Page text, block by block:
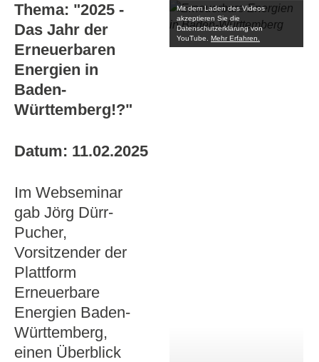
Thema: "2025 -
Das Jahr der
Erneuerbaren
Energien in
Baden-
Württemberg!?"
Datum: 11.02.2025
Im Webseminar
gab Jörg Dürr-
Pucher,
Vorsitzender der
Plattform
Erneuerbare
Energien Baden-
Württemberg,
einen Überblick
Mit dem Laden des Videos
akzeptieren Sie die
Datenschutzerklärung von
YouTube.
Mehr Erfahren.